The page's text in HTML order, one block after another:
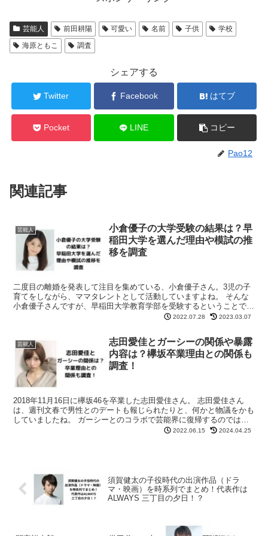
芸能人 前田耕陽 可愛い 名前 子供
学校
海原ともこ
調査
シェアする
Twitter Facebook はてブ
Pocket LINE コピー
Pao12
関連記事
芸能人
小倉優子の大学受験の結果は？早
稲田大学を選んだ理由や模試の推
移を調査
二度目の離婚を発表して注目を集めている、小倉優子さん。3児の子
育てをしながら、ママタレントとして活動していますよね。 そんな
小倉優子さんですが、早稲田大学教育学部を受験するということで、
話題になっているようです。 今回は、小倉優子さんの大学...
2022.07.28 2023.03.07
芸能人
志田愛佳とガーシーの関係や暴露
内容は？欅坂卒業理由との関係も
調査！
2018年11月16日に欅坂46を卒業した志田愛佳さん。 志田愛佳さん
は、週刊文春で男性とのデートも報じられたりと、何かと物議をかも
していましたね。 ガーシーとのコラボで芸能界に復帰するのでは？
と話題になっています。 今回は、志田愛佳さんと...
2022.06.15 2024.04.25
須賀健太の子役時代の出演作品（ドラ
マ・映画）を時系列でまとめ！代表作は
ALWAYS 三丁目の夕日！？